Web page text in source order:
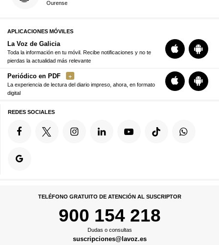
Ourense
APLICACIONES MÓVILES
La Voz de Galicia
Toda la información en tu móvil. Recibe notificaciones y no te
pierdas la actualidad más relevante
Periódico en PDF
La experiencia de lectura del diario impreso, ahora, en formato
digital
REDES SOCIALES
TELÉFONO GRATUITO DE ATENCIÓN AL SUSCRIPTOR
900 154 218
Dudas o consultas
suscripciones@lavoz.es